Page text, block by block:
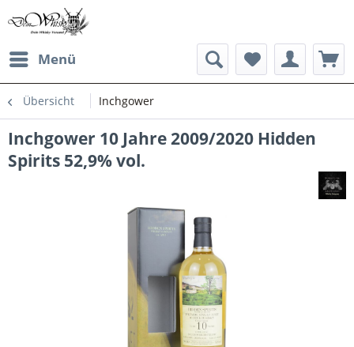
Menü
Übersicht Inchgower
Inchgower 10 Jahre 2009/2020 Hidden
Spirits 52,9% vol.